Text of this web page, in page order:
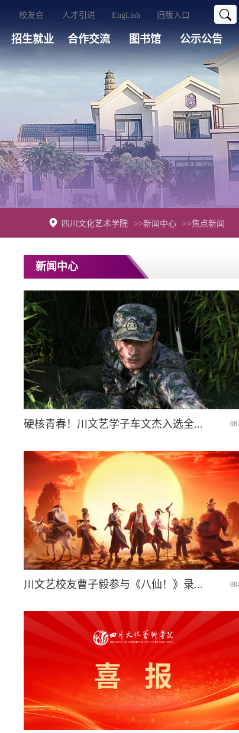
四川文化艺术学院 >>新闻中心 >>焦点新闻
新闻中心
硬核青春！川文艺学子车文杰入选全...
川文艺校友曹子毅参与《八仙！》录...
招生就业 合作交流 图书馆 公示公告
校友会 人才引进 EngLish 旧版入口